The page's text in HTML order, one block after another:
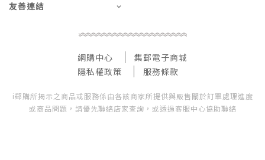
友善連結
網購中心
集郵電子商城
隱私權政策
服務條款
i郵購所揭示之商品或服務係由各該商家所提供與販售關於訂單處理進度
或商品問題，請優先聯絡店家查詢，或透過客服中心協助聯絡